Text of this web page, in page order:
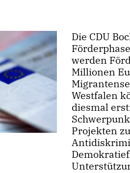
Die CDU
werden
Millionen
Westfalen
diesmal
Projekten